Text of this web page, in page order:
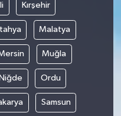
Kırşehir
Malatya
Muğla
Niğde Ordu
Samsun